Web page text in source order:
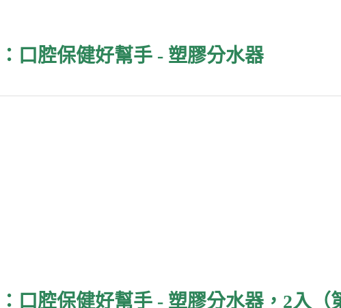
口腔保健好幫手 - 塑膠分水器
口腔保健好幫手 - 塑膠分水器，2入（